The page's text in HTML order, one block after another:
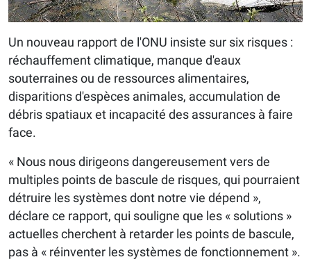
Un nouveau rapport de l'ONU insiste sur six risques :
réchauffement climatique, manque d'eaux
souterraines ou de ressources alimentaires,
disparitions d'espèces animales, accumulation de
débris spatiaux et incapacité des assurances à faire
face.
« Nous nous dirigeons dangereusement vers de
multiples points de bascule de risques, qui pourraient
détruire les systèmes dont notre vie dépend »,
déclare ce rapport, qui souligne que les « solutions »
actuelles cherchent à retarder les points de bascule,
pas à « réinventer les systèmes de fonctionnement ».